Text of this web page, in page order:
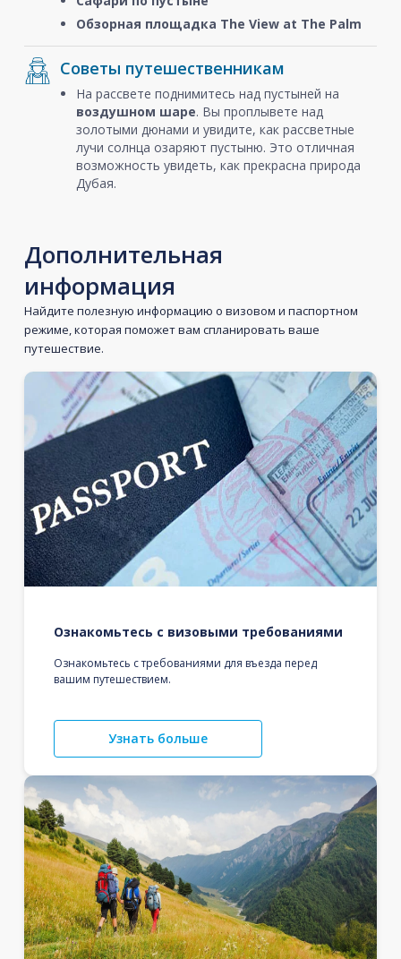
Обзорная площадка The View at The Palm
Советы путешественникам
На рассвете поднимитесь над пустыней на
воздушном шаре. Вы проплывете над
золотыми дюнами и увидите, как рассветные
лучи солнца озаряют пустыню. Это отличная
возможность увидеть, как прекрасна природа
Дубая.
Дополнительная
информация
Найдите полезную информацию о визовом и паспортном
режиме, которая поможет вам спланировать ваше
путешествие.
Ознакомьтесь с визовыми требованиями
Ознакомьтесь с требованиями для въезда перед
вашим путешествием.
Узнать больше